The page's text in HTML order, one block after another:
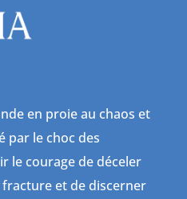
en proie au chaos et
par le choc des
le courage de déceler
fracture et de discerner